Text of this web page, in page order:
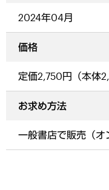
2024年04月
価格
定価2,750円（本体
お求め方法
一般書店で販売（オ